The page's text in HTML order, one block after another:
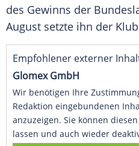
des Gewinns der
August setzte ihn der
Empfohlener externer
Glomex GmbH
Wir benötigen Ihre
Redaktion eingebundenen
anzuzeigen. Sie können
lassen und auch wieder